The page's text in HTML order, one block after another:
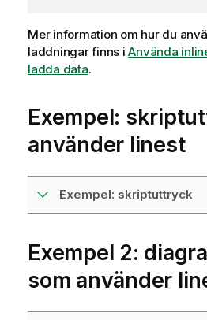
Mer information om hur du
laddningar finns iAnvända
ladda data.
Exempel:
använder linest
Exempel: skriptuttryck
Exempel 2:
som använder